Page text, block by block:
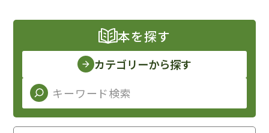
本を探す
カテゴリーから探す